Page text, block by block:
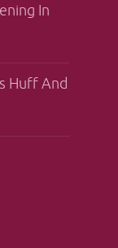
In
Huff And